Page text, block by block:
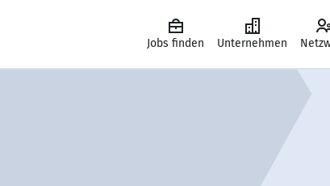
Jobs finden Unternehmen